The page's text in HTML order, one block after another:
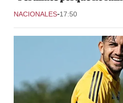
NACIONALES-17:50